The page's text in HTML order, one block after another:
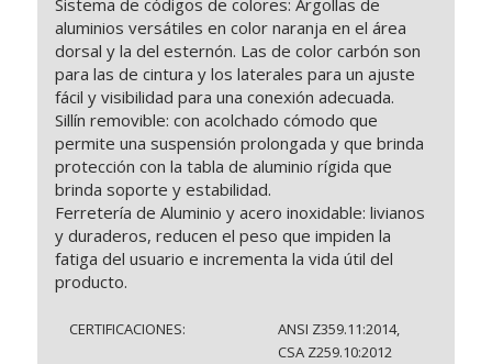
aluminios versátiles en color naranja en el área
dorsal y la del esternón. Las de color carbón son
para las de cintura y los laterales para un ajuste
fácil y visibilidad para una conexión adecuada.
Sillín removible: con acolchado cómodo que
permite una suspensión prolongada y que brinda
protección con la tabla de aluminio rígida que
brinda soporte y estabilidad.
Ferretería de Aluminio y acero inoxidable: livianos
y duraderos, reducen el peso que impiden la
fatiga del usuario e incrementa la vida útil del
producto.
CERTIFICACIONES:
ANSI Z359.11:2014,
CSA Z259.10:2012